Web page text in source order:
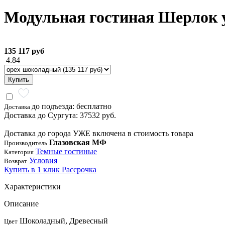
Модульная гостиная Шерлок
135 117 руб
4.84
Купить
Доставка до подъезда: бесплатно
Доставка до Сургута: 37532 руб.
Доставка до города УЖЕ включена в стоимость товара
Производитель Глазовская МФ
Категория Темные гостиные
Возврат Условия
Купить в 1 клик Рассрочка
Характеристики
Описание
Цвет Шоколадный, Древесный